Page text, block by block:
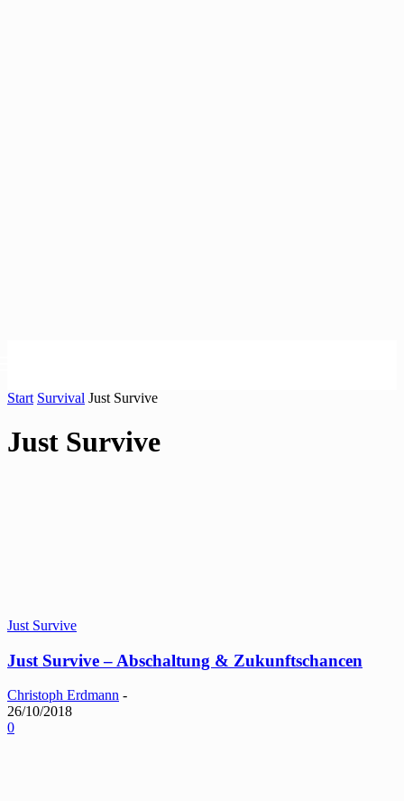
Start Survival Just Survive
Just Survive
Just Survive
Just Survive – Abschaltung & Zukunftschancen
Christoph Erdmann -
26/10/2018
0